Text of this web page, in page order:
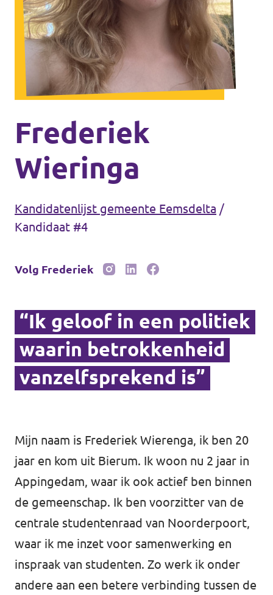
Agenda
Website gemeente Groningen
Website gemeente Eemsdelta
Website Provinciale Statenfractie
Doe mee!
Frederiek
Wieringa
Kandidatenlijst gemeente Eemsdelta /
Kandidaat #4
Volg Frederiek
“Ik geloof in een politiek
waarin betrokkenheid
vanzelfsprekend is”
Mijn naam is Frederiek Wierenga, ik ben 20
jaar en kom uit Bierum. Ik woon nu 2 jaar in
Appingedam, waar ik ook actief ben binnen
de gemeenschap. Ik ben voorzitter van de
centrale studentenraad van Noorderpoort,
waar ik me inzet voor samenwerking en
inspraak van studenten. Zo werk ik onder
andere aan een betere verbinding tussen de